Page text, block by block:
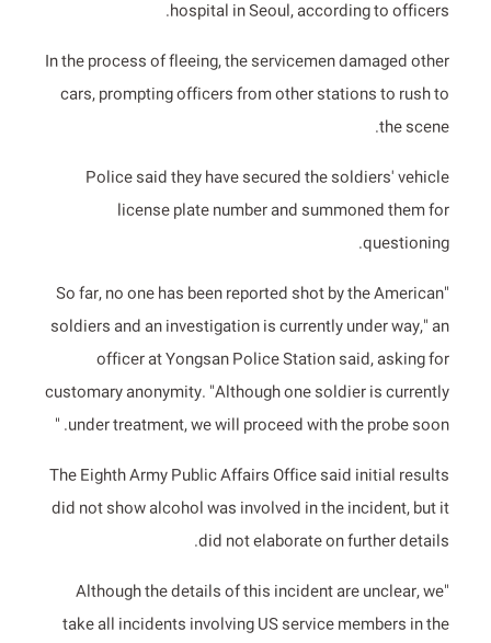
hospital in Seoul, according to officers.
In the process of fleeing, the servicemen damaged other
cars, prompting officers from other stations to rush to
the scene.
Police said they have secured the soldiers' vehicle
license plate number and summoned them for
questioning.
"So far, no one has been reported shot by the American
soldiers and an investigation is currently under way," an
officer at Yongsan Police Station said, asking for
customary anonymity. "Although one soldier is currently
under treatment, we will proceed with the probe soon. "
The Eighth Army Public Affairs Office said initial results
did not show alcohol was involved in the incident, but it
did not elaborate on further details.
"Although the details of this incident are unclear, we
take all incidents involving US service members in the